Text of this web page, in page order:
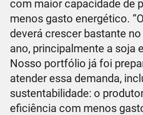
com maior capacidade de
menos gasto energético.
deverá crescer bastante
ano, principalmente a soja
Nosso portfólio já foi
atender essa demanda,
sustentabilidade: o
eficiência com menos